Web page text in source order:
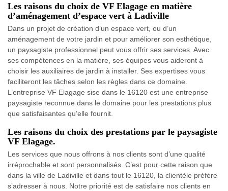
Les raisons du choix de VF Elagage en matière
d’aménagement d’espace vert à Ladiville
Dans un projet de création d’un espace vert, ou d’un
aménagement de votre jardin et pour améliorer son esthétique,
un paysagiste professionnel peut vous offrir ses services. Avec
ses compétences en la matière, ses équipes vous aideront à
choisir les auxiliaires de jardin à installer. Ses expertises vous
faciliteront les tâches selon les règles dans ce domaine.
L’entreprise VF Elagage sise dans le 16120 est une entreprise
paysagiste reconnue dans le domaine pour les prestations plus
que satisfaisantes qu’elle fournit.
Les raisons du choix des prestations par le paysagiste
VF Elagage.
Les services que nous offrons à nos clients sont d’une qualité
irréprochable et sont personnalisés. C’est pour cette raison que
dans la ville de Ladiville et dans tout le 16120, la clientèle préfère
s’adresser à nous. Notre priorité est de satisfaire nos clients en